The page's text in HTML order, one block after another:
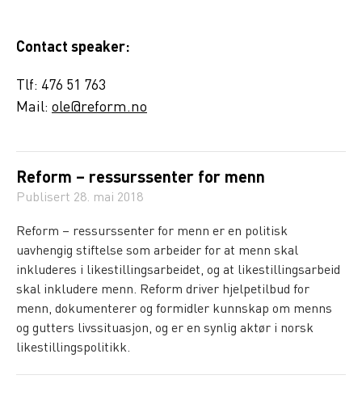
Contact speaker:
Tlf: 476 51 763
Mail: ole@reform.no
Reform – ressurssenter for menn
Publisert 28. mai 2018
Reform – ressurssenter for menn er en politisk
uavhengig stiftelse som arbeider for at menn skal
inkluderes i likestillingsarbeidet, og at likestillingsarbeid
skal inkludere menn. Reform driver hjelpetilbud for
menn, dokumenterer og formidler kunnskap om menns
og gutters livssituasjon, og er en synlig aktør i norsk
likestillingspolitikk.